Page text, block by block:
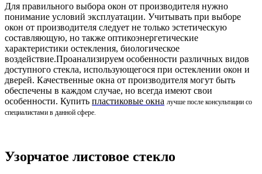
Для правильного выбора окон от производителя нужно
понимание условий эксплуатации. Учитывать при выборе
окон от производителя следует не только эстетическую
составляющую, но также оптикоэнергетические
характеристики остекления, биологическое
воздействие.Проанализируем особенности различных видов
доступного стекла, использующегося при остеклении окон и
дверей. Качественные окна от производителя могут быть
обеспечены в каждом случае, но всегда имеют свои
особенности. Купить пластиковые окна лучше после консультации со
специалистами в данной сфере.
Узорчатое листовое стекло